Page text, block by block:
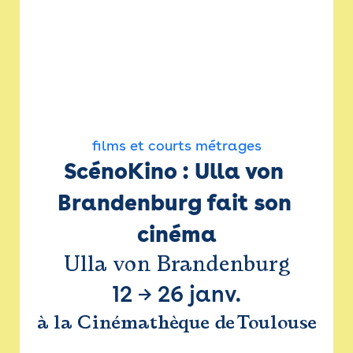
films et courts métrages
ScénoKino : Ulla von
Brandenburg fait son
cinéma
Ulla von Brandenburg
12 → 26 janv.
à la Cinémathèque de Toulouse